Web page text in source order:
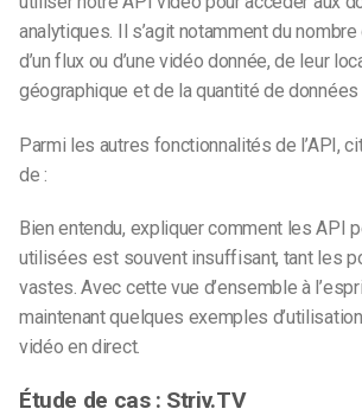
analytiques. Il s’agit notamment du
d’un flux ou d’une vidéo donnée, de leur
géographique et de la quantité de
Parmi les autres fonctionnalités de l’API,
de :
Bien entendu, expliquer comment les API
utilisées est souvent insuffisant, tant les
vastes. Avec cette vue d’ensemble à
maintenant quelques exemples
vidéo en direct.
Étude de cas : Striv.TV